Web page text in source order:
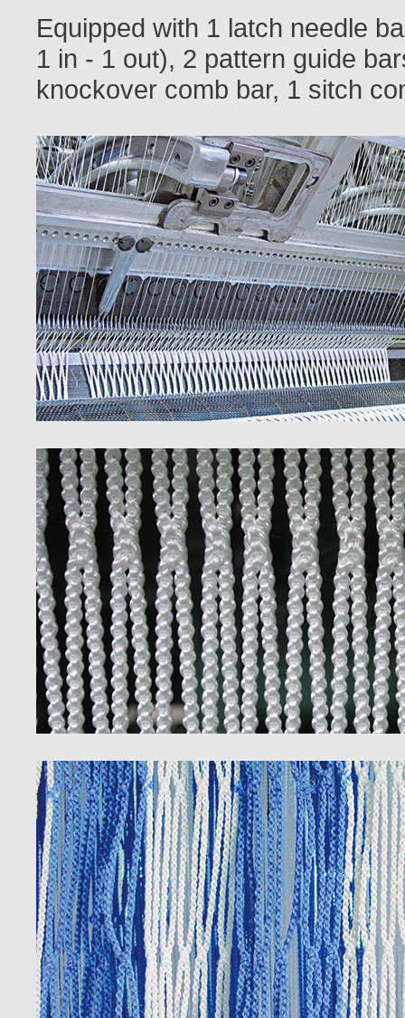
Equipped with 1 latch needle
1 in - 1 out), 2 pattern guide
knockover comb bar, 1 sitch